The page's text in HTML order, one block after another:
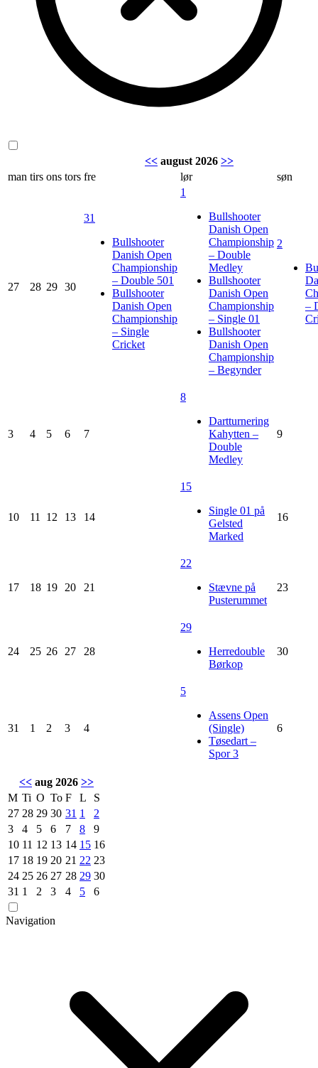
<< august 2026 >>
man tirs ons tors fre lør søn
27 28 29 30
31
Bullshooter
Danish Open
Championship
– Double 501
Bullshooter
Danish Open
Championship
– Single
Cricket
1
Bullshooter
Danish Open
Championship
– Double
Medley
Bullshooter
Danish Open
Championship
– Single 01
Bullshooter
Danish Open
Championship
– Begynder
2
–
3 4 5 6 7
8
Dartturnering
Kahytten –
Double
Medley
9
10 11 12 13 14
15
Single 01 på
Gelsted
Marked
16
17 18 19 20 21
22
Stævne på
Pusterummet
23
24 25 26 27 28
29
Herredouble
Børkop
30
31 1 2 3 4
5
Assens Open
(Single)
Tøsedart –
Spor 3
6
<< aug 2026 >>
M Ti O To F L
S
27 28 29 30 31 1
2
3
4 5 6 7 8
9
10 11 12 13 14 15 16
17 18 19 20 21 22 23
24 25 26 27 28 29 30
31 1 2 3 4 5 6
Navigation